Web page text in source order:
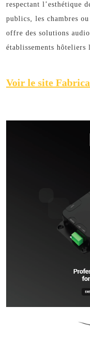
respectant l’esthétique
publics, les chambres
offre des solutions audio
établissements hôteliers
Voir le site